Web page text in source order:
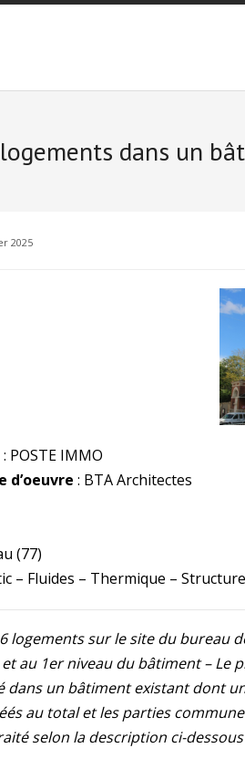
dans un
2025
: POSTE IMMO
: BTA Architectes
(77)
– Fluides – Thermique – Structure
logements sur le site du bureau
au 1er niveau du bâtiment –
un bâtiment existant dont
au total et les parties
selon la description ci-